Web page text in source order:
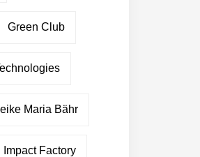
Green Club
Maria Bähr
Impact Factory